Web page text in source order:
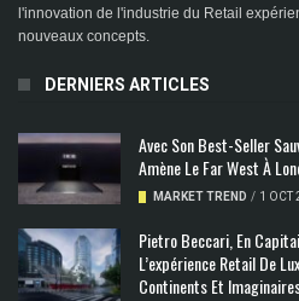
l'innovation de l'industrie du Retail
nouveaux concepts.
DERNIERS ARTICLES
Avec Son Best-Seller
Amène Le Far West À
MARKET TREND / 1 OCT
Pietro Beccari, En
L’expérience Retail De
Continents Et